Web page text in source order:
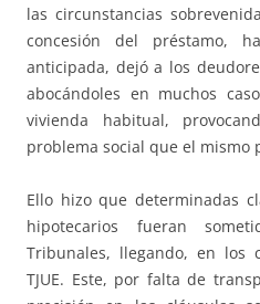
las circunstancias
concesión del préstamo,
anticipada, dejó a los
abocándoles en muchos
vivienda habitual,
problema social que el mismo
Ello hizo que determinadas
hipotecarios fueran
Tribunales, llegando, en los
TJUE. Este, por falta de